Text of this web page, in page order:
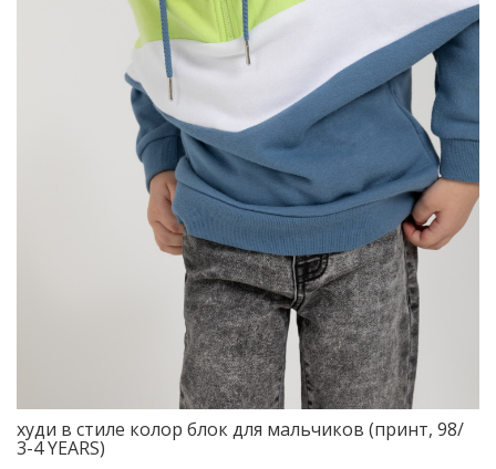
худи в стиле колор блок для мальчиков (принт, 98/
3-4 YEARS)